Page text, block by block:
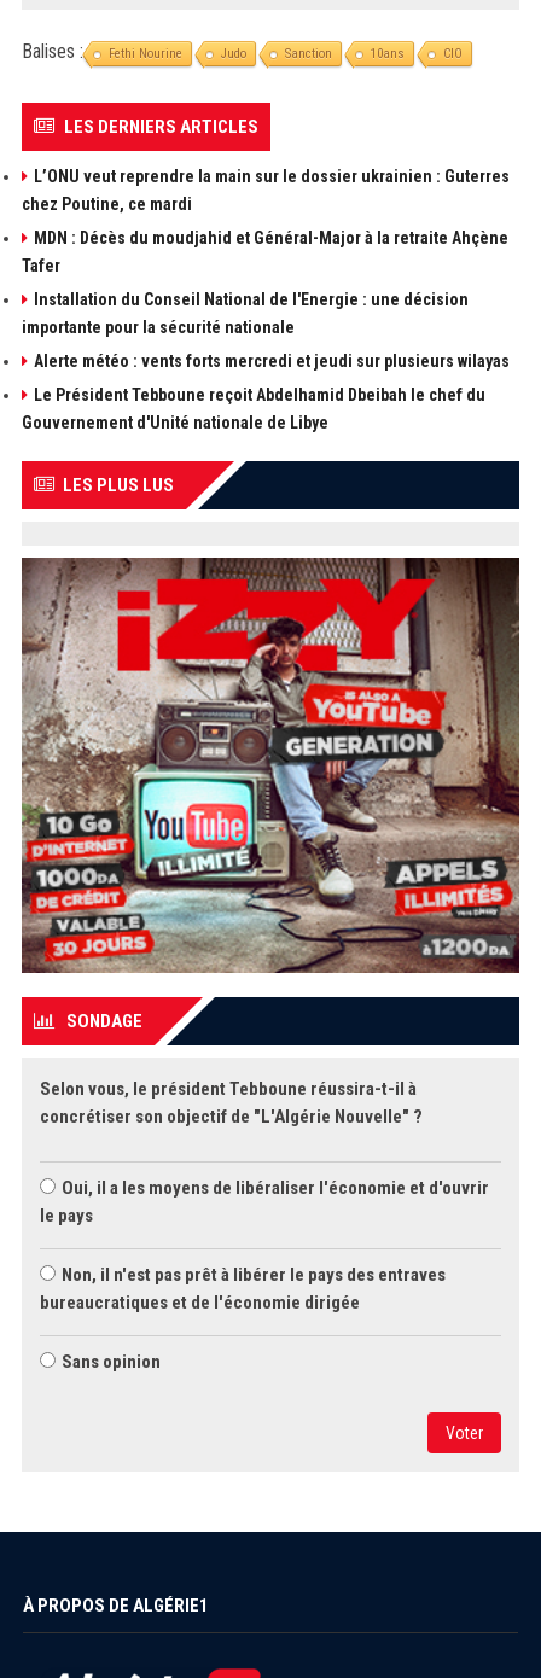
Balises : Fethi Nourine Judo Sanction 10ans CIO
LES DERNIERS ARTICLES
L’ONU veut reprendre la main sur le dossier ukrainien : Guterres
chez Poutine, ce mardi
MDN : Décès du moudjahid et Général-Major à la retraite Ahçène
Tafer
Installation du Conseil National de l'Energie : une décision
importante pour la sécurité nationale
Alerte météo : vents forts mercredi et jeudi sur plusieurs wilayas
Le Président Tebboune reçoit Abdelhamid Dbeibah le chef du
Gouvernement d'Unité nationale de Libye
LES PLUS LUS
SONDAGE
Selon vous, le président Tebboune réussira-t-il à
concrétiser son objectif de "L'Algérie Nouvelle" ?
Oui, il a les moyens de libéraliser l'économie et d'ouvrir
le pays
Non, il n'est pas prêt à libérer le pays des entraves
bureaucratiques et de l'économie dirigée
Sans opinion
Voter
À PROPOS DE ALGÉRIE1